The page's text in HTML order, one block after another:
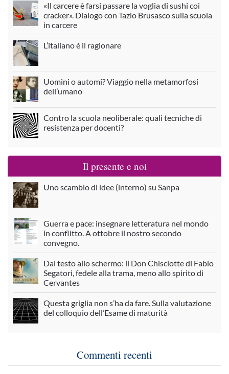
«Il carcere è farsi passare la voglia di sushi coi
cracker». Dialogo con Tazio Brusasco sulla scuola
in carcere
L’italiano è il ragionare
Uomini o automi? Viaggio nella metamorfosi
dell’umano
Contro la scuola neoliberale: quali tecniche di
resistenza per docenti?
Il presente e noi
Uno scambio di idee (interno) su Sanpa
Guerra e pace: insegnare letteratura nel mondo
in conflitto. A ottobre il nostro secondo
convegno.
Dal testo allo schermo: il Don Chisciotte di Fabio
Segatori, fedele alla trama, meno allo spirito di
Cervantes
Questa griglia non s’ha da fare. Sulla valutazione
del colloquio dell’Esame di maturità
Commenti recenti